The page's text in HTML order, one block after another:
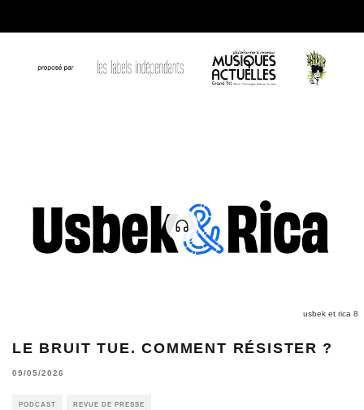
usbek et rica 8
LE BRUIT TUE. COMMENT RÉSISTER ?
09/05/2026
PODCAST REVUE DE PRESSE